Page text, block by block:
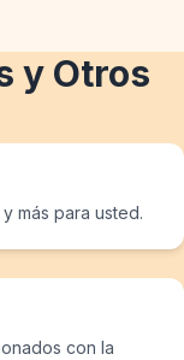
y Otros
más para usted.
con la